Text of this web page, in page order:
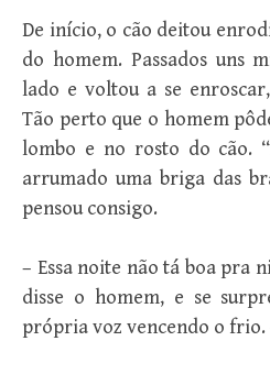
De início, o cão deitou
do homem. Passados uns
lado e voltou a se
Tão perto que o homem
lombo e no rosto do cão.
arrumado uma briga das
pensou consigo.
– Essa noite não tá boa pra
disse o homem, e se
própria voz vencendo o frio.